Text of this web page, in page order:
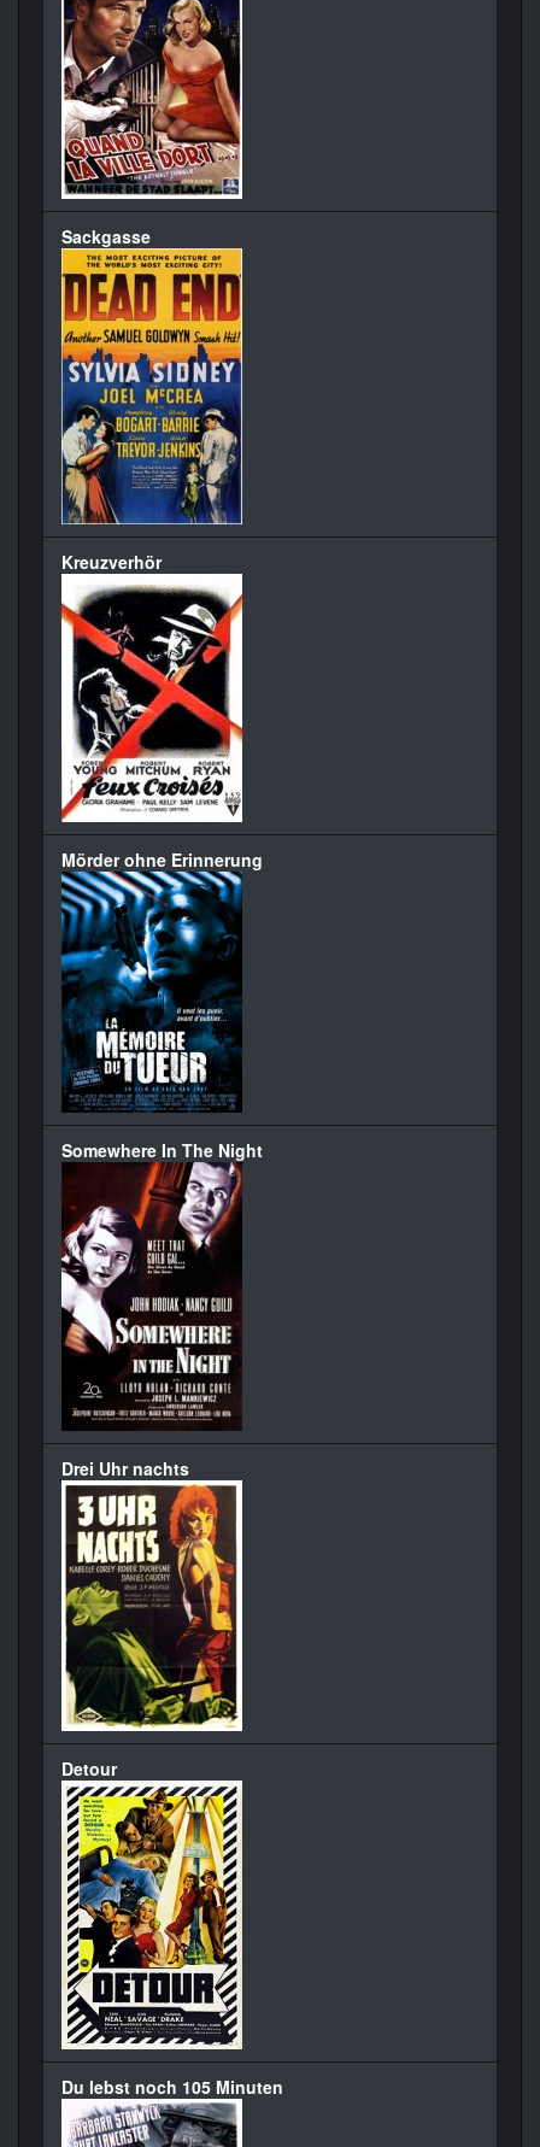
Sackgasse
Kreuzverhör
Mörder ohne Erinnerung
Somewhere In The Night
Drei Uhr nachts
Detour
Du lebst noch 105 Minuten